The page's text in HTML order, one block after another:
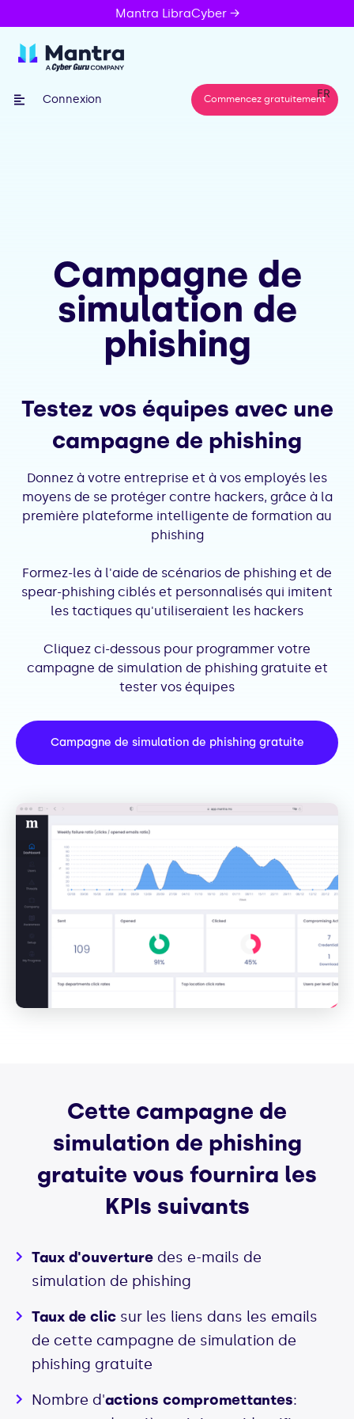
Mantra LibraCyber →
FR
Connexion Commencez gratuitement
Campagne de
simulation de
phishing
Testez vos équipes avec une
campagne de phishing
Donnez à votre entreprise et à vos employés les
moyens de se protéger contre hackers, grâce à la
première plateforme intelligente de formation au
phishing
Formez-les à l'aide de scénarios de phishing et de
spear-phishing ciblés et personnalisés qui imitent
les tactiques qu'utiliseraient les hackers
Cliquez ci-dessous pour programmer votre
campagne de simulation de phishing gratuite et
tester vos équipes
Campagne de simulation de phishing gratuite
Cette campagne de
simulation de phishing
gratuite vous fournira les
KPIs suivants
Taux d'ouverture des e-mails de
simulation de phishing
Taux de clic sur les liens dans les emails
de cette campagne de simulation de
phishing gratuite
Nombre d'actions compromettantes: